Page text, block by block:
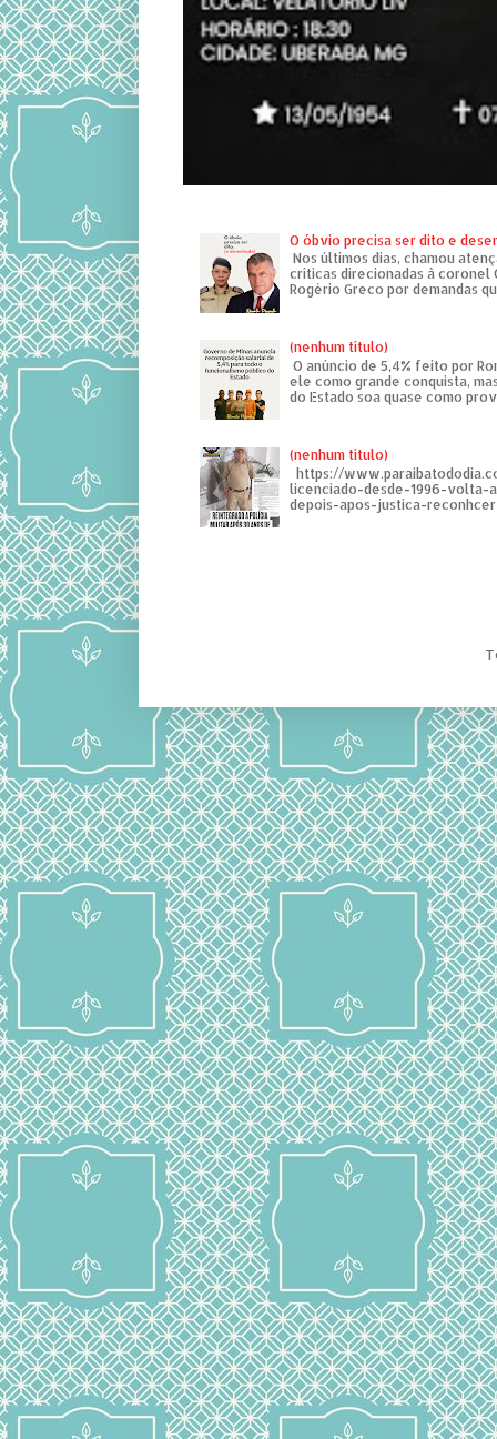
O óbvio precisa ser dito e
Nos últimos dias, chamou
críticas direcionadas à coronel
Rogério Greco por demandas
(nenhum título)
O anúncio de 5,4% feito por
ele como grande conquista,
do Estado soa quase como
(nenhum título)
https://
licenciado-desde-1996-volta-
depois-apos-justica-